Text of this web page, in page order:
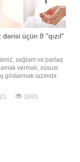
dərisi üçün 8 "qızıl"
sağlam və parlaq
verməli, xüsusi
göstərmək lazımdır.
qaydanı təqdim edir:. 1
kremi evdən
1695